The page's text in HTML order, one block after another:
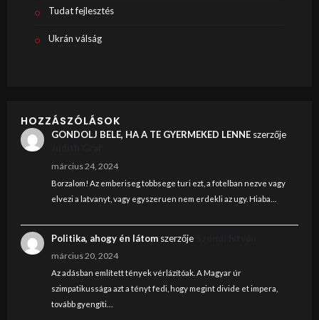
Tudat fejlesztés
Ukrán válság
HOZZÁSZÓLÁSOK
GONDOLJ BELE, HA A TE GYERMEKED LENNEszerzője
március 24, 2024
Borzalom! Az emberiseg tobbsege turi ezt, a fotelban nezve vagy
elvezi a latvanyt, vagy egyszeruen nem erdekli az ugy. Hiaba…
Politika, ahogy én látomszerzője
március 20, 2024
Az adásban említett tények vérlázítóak. A Magyar úr
szimpatikussága azt a tényt fedi, hogy megint divide et impera,
tovább gyengíti…